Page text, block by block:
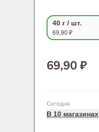
40 г / шт.
69,90 ₽
69,90 ₽
Сегодня
В 10 магазинах